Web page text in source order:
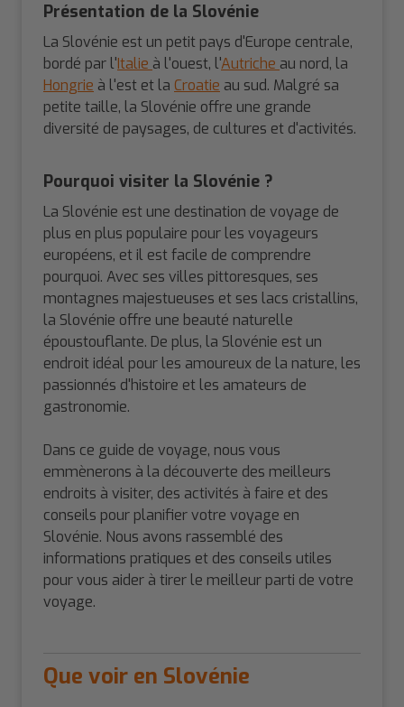
Présentation de la Slovénie
La Slovénie est un petit pays d'Europe centrale,
bordé par l'Italie à l'ouest, l'Autriche au nord, la
Hongrie à l'est et la Croatie au sud. Malgré sa
petite taille, la Slovénie offre une grande
diversité de paysages, de cultures et d'activités.
Pourquoi visiter la Slovénie ?
La Slovénie est une destination de voyage de
plus en plus populaire pour les voyageurs
européens, et il est facile de comprendre
pourquoi. Avec ses villes pittoresques, ses
montagnes majestueuses et ses lacs cristallins,
la Slovénie offre une beauté naturelle
époustouflante. De plus, la Slovénie est un
endroit idéal pour les amoureux de la nature, les
passionnés d'histoire et les amateurs de
gastronomie.
Dans ce guide de voyage, nous vous
emmènerons à la découverte des meilleurs
endroits à visiter, des activités à faire et des
conseils pour planifier votre voyage en
Slovénie. Nous avons rassemblé des
informations pratiques et des conseils utiles
pour vous aider à tirer le meilleur parti de votre
voyage.
Que voir en Slovénie